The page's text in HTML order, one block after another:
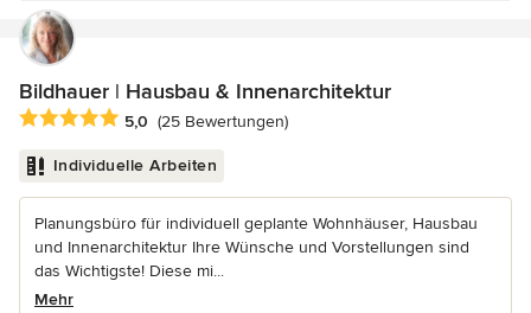
Bildhauer | Hausbau & Innenarchitektur
Durchschnittliche Bewertung: 5 von 5 Sternen
5,0 (25 Bewertungen)
Individuelle Arbeiten
Planungsbüro für individuell geplante Wohnhäuser, Hausbau
und Innenarchitektur Ihre Wünsche und Vorstellungen sind
das Wichtigste! Diese mi...
Mehr